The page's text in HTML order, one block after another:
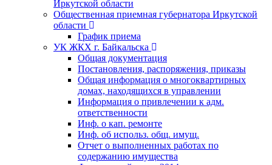
Иркутской области
Общественная приемная губернатора Иркутской
области
График приема
УК ЖКХ г. Байкальска
Общая документация
Постановления, распоряжения, приказы
Общая информация о многоквартирных
домах, находящихся в управлении
Информация о привлечении к адм.
ответственности
Инф. о кап. ремонте
Инф. об использ. общ. имущ.
Отчет о выполненных работах по
содержанию имущества